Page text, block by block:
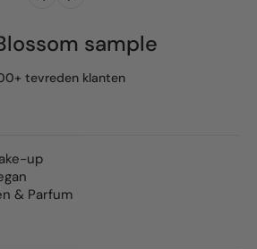
sample
tevreden klanten
up
& Parfum